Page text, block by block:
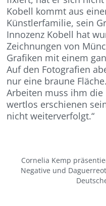
Kobell kommt aus
Künstlerfamilie, sein
Innozenz Kobell hat
Zeichnungen von
Grafiken mit einem
Auf den Fotografien
nur eine braune
Arbeiten muss ihm
wertlos erschienen
nicht weiterverfolgt.“
Cornelia Kemp
Negative und